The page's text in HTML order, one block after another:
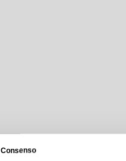
Consenso